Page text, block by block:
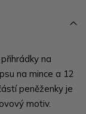
na
na mince a 12
peněženky je
motiv.